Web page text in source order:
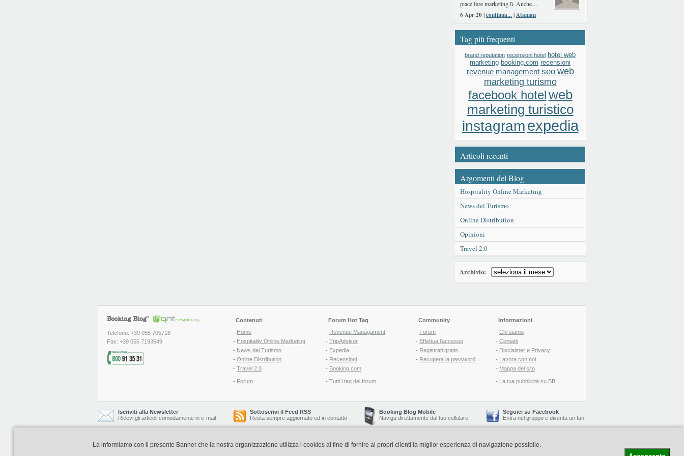
piace fare marketing lì. Anche…
6 Apr 20 |continua...|Ataman
Tag più frequenti
brand reputation recensioni hotel hotel web
marketing booking.com recensioni
revenue management seo web
marketing turismo
facebook hotelweb
marketing turistico
instagramexpedia
Articoli recenti
Argomenti del Blog
Hospitality Online Marketing
News del Turismo
Online Distribution
Opinioni
Travel 2.0
Archivio:
Telefono: +39 055 705718
Fax: +39 055 7193549
Contenuti
- Home
- Hospitality Online Marketing
- News del Turismo
- Online Distribution
- Travel 2.0
- Forum
Forum Hot Tag
- Revenue Managament
- TripAdvisor
- Expedia
- Recensioni
- Booking.com
- Tutti i tag del forum
Community
- Forum
- Effettua l'accesso
- Registrati gratis
- Recupera la password
Informazioni
- Chi siamo
- Contatti
- Disclaimer e Privacy
- Lavora con noi
- Mappa del sito
- La tua pubblicità su BB
Iscriviti alla Newsletter
Ricevi gli articoli comodamente in e-mail
Sottoscrivi il Feed RSS
Resta sempre aggiornato ed in contatto
Booking Blog Mobile
Naviga direttamente dal tuo cellulare
Seguici su Facebook
Entra nel gruppo e diventa un fan
Booking Blog è realizzato e curato da Copyright © 2006-2026 QNT S.r.l. Socio Unico -www.qnt.it-Booking Blog™ -Il blog del Web Marketing Turistico
La informiamo con il presente Banner che la nostra organizzazione utilizza i cookies al fine di fornire ai propri clienti la miglior esperienza di navigazione possibile.